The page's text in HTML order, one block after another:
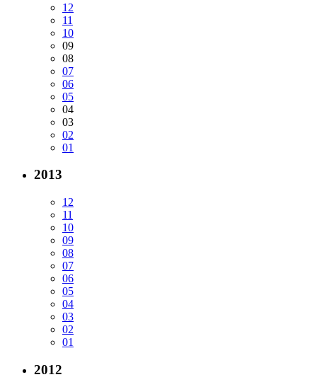
12
11
10
09
08
07
06
05
04
03
02
01
2013
12
11
10
09
08
07
06
05
04
03
02
01
2012